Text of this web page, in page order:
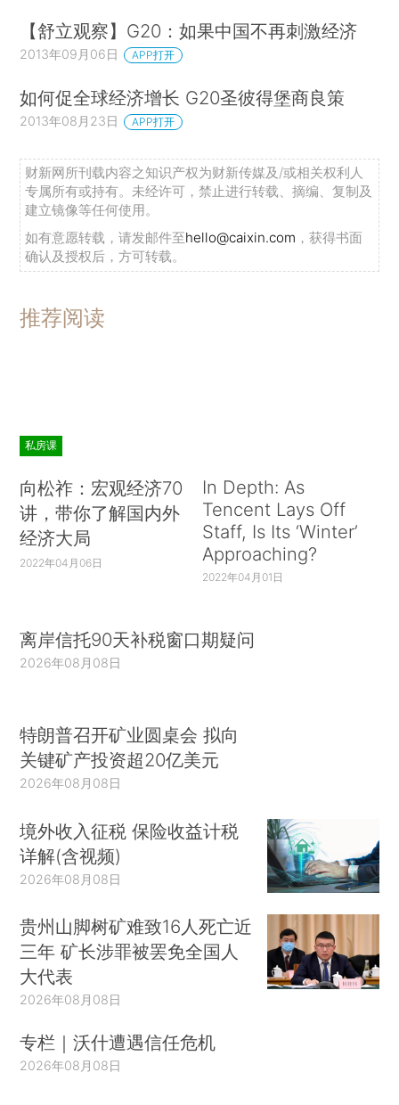
【舒立观察】G20：如果中国不再刺激经济
2013年09月06日 APP打开
如何促全球经济增长 G20圣彼得堡商良策
2013年08月23日 APP打开
财新网所刊载内容之知识产权为财新传媒及/或相关权利人
专属所有或持有。未经许可，禁止进行转载、摘编、复制及
建立镜像等任何使用。
如有意愿转载，请发邮件至hello@caixin.com ，获得书面
确认及授权后，方可转载。
推荐阅读
私房课
向松祚：宏观经济70
讲，带你了解国内外
经济大局
2022年04月06日
In Depth: As
Tencent Lays Off
Staff, Is Its ‘Winter’
Approaching?
2022年04月01日
离岸信托90天补税窗口期疑问
2026年08月08日
特朗普召开矿业圆桌会 拟向
关键矿产投资超20亿美元
2026年08月08日
境外收入征税 保险收益计税
详解(含视频)
2026年08月08日
贵州山脚树矿难致16人死亡近
三年 矿长涉罪被罢免全国人
大代表
2026年08月08日
专栏｜沃什遭遇信任危机
2026年08月08日